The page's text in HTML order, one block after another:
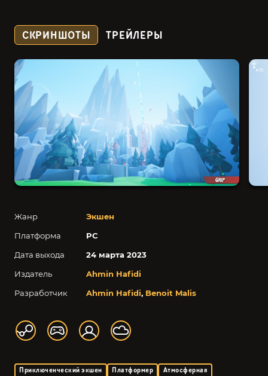
Жанр
Экшен
Платформа
PC
Дата выхода
24 марта 2023
Издатель
Ahmin Hafidi
Разработчик
Ahmin Hafidi, Benoit Malis
Приключенческий экшен Платформер
Атмосферная
СКРИНШОТЫ ТРЕЙЛЕРЫ